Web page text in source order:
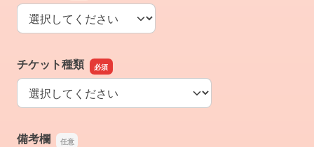
入場枚数
チケット種類
チケット種類
備考欄